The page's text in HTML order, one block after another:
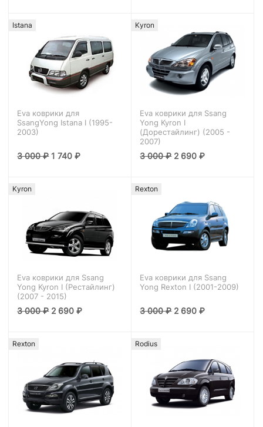
Istana
Eva коврики для
SsangYong Istana I (1995-
2003)
3 000₽ 1 740₽
Kyron
Eva коврики для Ssang
Yong Kyron I
(Дорестайлинг) (2005 -
2007)
3 000₽ 2 690₽
Kyron
Eva коврики для Ssang
Yong Kyron I (Рестайлинг)
(2007 - 2015)
3 000₽ 2 690₽
Rexton
Eva коврики для Ssang
Yong Rexton I (2001-2009)
3 000₽ 2 690₽
Rexton Rodius